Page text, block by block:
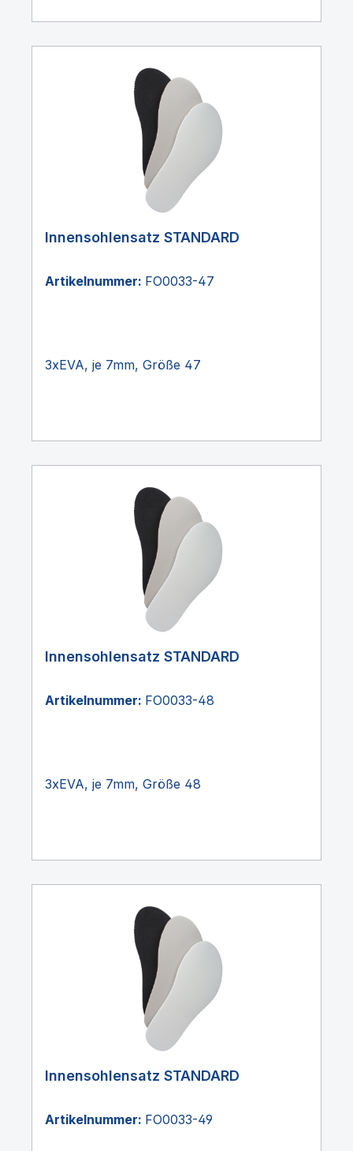
Innensohlensatz STANDARD
Artikelnummer: FO0033-47
3xEVA, je 7mm, Größe 47
Innensohlensatz STANDARD
Artikelnummer: FO0033-48
3xEVA, je 7mm, Größe 48
Innensohlensatz STANDARD
Artikelnummer: FO0033-49